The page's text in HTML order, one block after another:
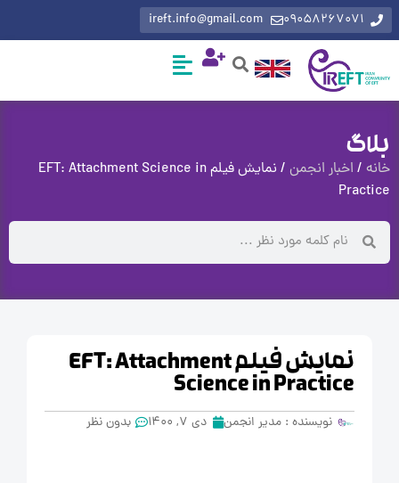
ireft.info@gmail.com
اخبار انجمن
/ نمایش فیلم EFT: Attachment Science in
نمایش فیلم EFT: Attachment
Science in Practice
نویسنده :مدیر انجمن دی 7, 1400 بدون نظر